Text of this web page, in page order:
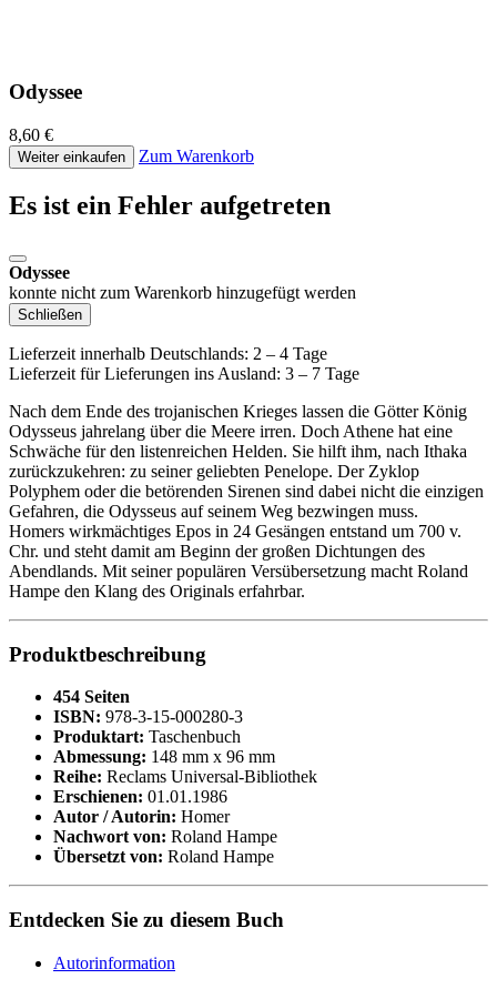
Odyssee
8,60 €
Weiter einkaufen Zum Warenkorb
Es ist ein Fehler aufgetreten
Odyssee
konnte nicht zum Warenkorb hinzugefügt werden
Schließen
Lieferzeit innerhalb Deutschlands: 2 – 4 Tage
Lieferzeit für Lieferungen ins Ausland: 3 – 7 Tage
Nach dem Ende des trojanischen Krieges lassen die Götter König
Odysseus jahrelang über die Meere irren. Doch Athene hat eine
Schwäche für den listenreichen Helden. Sie hilft ihm, nach Ithaka
zurückzukehren: zu seiner geliebten Penelope. Der Zyklop
Polyphem oder die betörenden Sirenen sind dabei nicht die einzigen
Gefahren, die Odysseus auf seinem Weg bezwingen muss.
Homers wirkmächtiges Epos in 24 Gesängen entstand um 700 v.
Chr. und steht damit am Beginn der großen Dichtungen des
Abendlands. Mit seiner populären Versübersetzung macht Roland
Hampe den Klang des Originals erfahrbar.
Produktbeschreibung
454 Seiten
ISBN: 978-3-15-000280-3
Produktart: Taschenbuch
Abmessung: 148 mm x 96 mm
Reihe: Reclams Universal-Bibliothek
Erschienen: 01.01.1986
Autor / Autorin: Homer
Nachwort von: Roland Hampe
Übersetzt von: Roland Hampe
Entdecken Sie zu diesem Buch
Autorinformation